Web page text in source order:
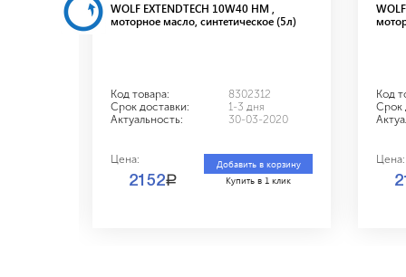
WOLF EXTENDTECH 10W40 HM ,
моторное масло, синтетическое (5л)
Код товара:
8302312
Срок доставки:
1-3 дня
Актуальность:
30-03-2020
Цена:
2152a
Добавить в корзину
Купить в 1 клик
Код
Срок
Цена: